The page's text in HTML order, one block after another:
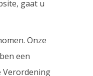
gaat u
Onze
een
Verordening